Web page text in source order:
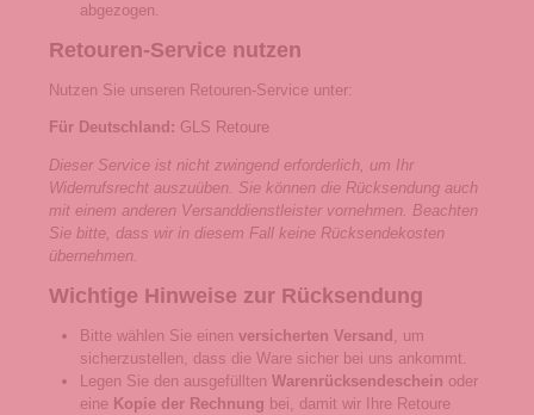
abgezogen.
Retouren-Service nutzen
Nutzen Sie unseren Retouren-Service unter:
Für Deutschland: GLS Retoure
Dieser Service ist nicht zwingend erforderlich, um Ihr
Widerrufsrecht auszuüben. Sie können die Rücksendung auch
mit einem anderen Versanddienstleister vornehmen. Beachten
Sie bitte, dass wir in diesem Fall keine Rücksendekosten
übernehmen.
Wichtige Hinweise zur Rücksendung
Bitte wählen Sie einen versicherten Versand
, um
sicherzustellen, dass die Ware sicher bei uns ankommt.
Legen Sie den ausgefüllten Warenrücksendeschein oder
eine Kopie der Rechnung bei, damit wir Ihre Retoure